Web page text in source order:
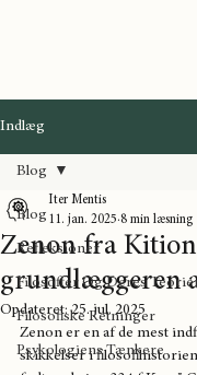
Indlæg
Blog
Refleksioner
Filosoffer Og Deres
Filosofiske Retninger
Psykologiens Tænkere
Blog
Zenon fra
grundlæggeren
Iter Mentis
11. jan. 2025 8 min læsning
Opdateret:25. jul. 2025
Zenon er en af de mest
skikkelser i